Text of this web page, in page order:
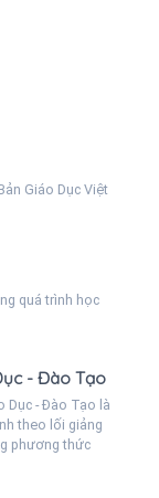
Giáo Dục Việt
quá trình học
- Đào Tạo
Dục - Đào Tạo là
theo lối giảng
phương thức